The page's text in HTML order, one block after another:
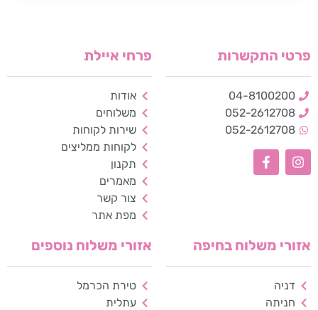
פרטי התקשרות
04-8100200
052-2612708
052-2612708
פרחי איילת
אודות
משלוחים
שירות לקוחות
לקוחות ממליצים
תקנון
מאמרים
צור קשר
מפת אתר
אזורי משלוח בחיפה
דניה
חניתה
אזורי משלוח נוספים
טירת הכרמל
עתלית
כלי נגישות